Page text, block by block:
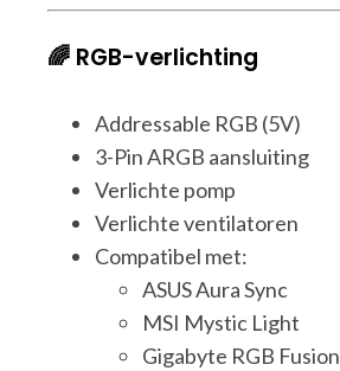
🌈 RGB-verlichting
Addressable RGB (5V)
3-Pin ARGB aansluiting
Verlichte pomp
Verlichte ventilatoren
Compatibel met:
ASUS Aura Sync
MSI Mystic Light
Gigabyte RGB Fusion